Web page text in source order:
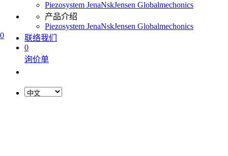
0
Piezosystem JenaNskJensen Globalmechonics
产品介绍
Piezosystem JenaNskJensen Globalmechonics
联络我们
0
询价单